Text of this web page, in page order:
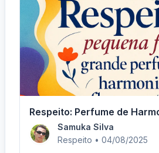
Respeito: Perfume de
Samuka Silva
Respeito • 04/08/2025